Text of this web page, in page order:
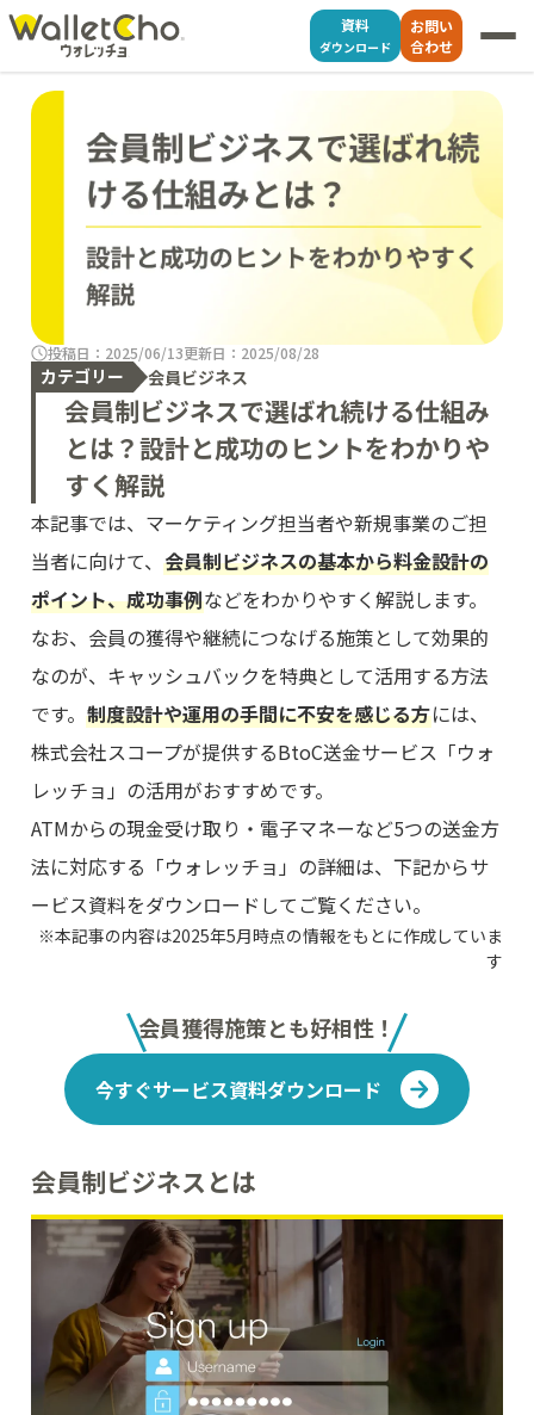
資料
ダウンロード
お問い
合わせ
会員制ビジネスで選ばれ続ける仕組み
とは？設計と成功のヒントをわかりや
すく解説
投稿日：2025/06/13更新日：2025/08/28
カテゴリー 会員ビジネス
本記事では、マーケティング担当者や新規事業のご担
当者に向けて、会員制ビジネスの基本から料金設計の
ポイント、成功事例などをわかりやすく解説します。
なお、会員の獲得や継続につなげる施策として効果的
なのが、キャッシュバックを特典として活用する方法
です。制度設計や運用の手間に不安を感じる方には、
株式会社スコープが提供するBtoC送金サービス「ウォ
レッチョ」の活用がおすすめです。
ATMからの現金受け取り・電子マネーなど5つの送金方
法に対応する「ウォレッチョ」の詳細は、下記からサ
ービス資料をダウンロードしてご覧ください。
※本記事の内容は2025年5月時点の情報をもとに作成していま
す
会員獲得施策とも好相性！
今すぐサービス資料ダウンロード
会員制ビジネスとは